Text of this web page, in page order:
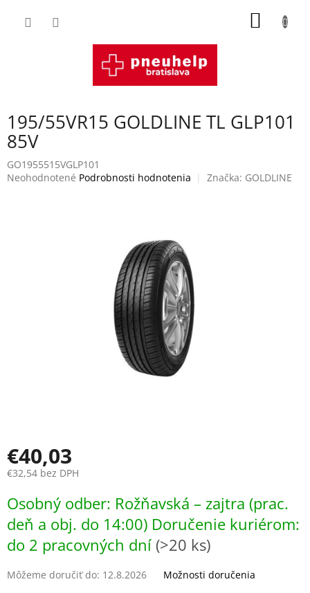
195/55VR15 GOLDLINE TL GLP101
85V
GO1955515VGLP101
Priemerné
Neohodnotené Podrobnosti hodnotenia Značka: GOLDLINE
€40,03
€32,54 bez DPH
cena:
Osobný odber: Rožňavská – zajtra (prac.
deň a obj. do 14:00) Doručenie kuriérom:
do 2 pracovných dní (>20 ks)
Môžeme doručiť do: 12.8.2026 Možnosti doručenia